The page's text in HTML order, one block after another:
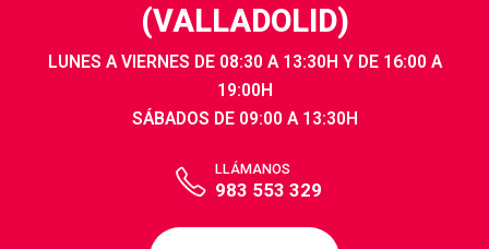
(VALLADOLID)
LUNES A VIERNES DE 08:30 A 13:30H Y DE 16:00 A
19:00H
SÁBADOS DE 09:00 A 13:30H
LLÁMANOS
983 553 329